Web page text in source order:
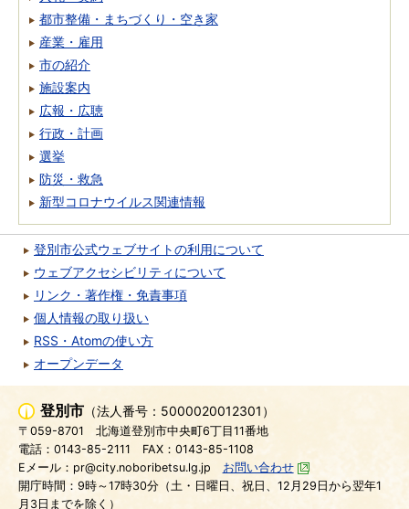
都市整備・まちづくり・空き家
産業・雇用
市の紹介
施設案内
広報・広聴
行政・計画
選挙
防災・救急
新型コロナウイルス関連情報
登別市公式ウェブサイトの利用について
ウェブアクセシビリティについて
リンク・著作権・免責事項
個人情報の取り扱い
RSS・Atomの使い方
オープンデータ
登別市 （法人番号：5000020012301）
〒059-8701
北海道登別市中央町6丁目11番地
電話：0143-85-2111
FAX：0143-85-1108
Eメール：pr@city.noboribetsu.lg.jp
お問い合わせ
開庁時間：9時～17時30分（土・日曜日、祝日、12月29日から翌年1
月3日までを除く）